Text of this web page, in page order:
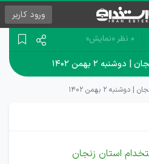
ورود کاربر
0 نظر «نمایش»
۲ بهمن ۱۴۰۲
۲ بهمن ۱۴۰۲
استان زنجان